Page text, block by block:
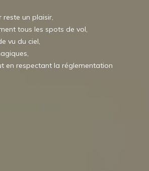
reste un plaisir,
tous les spots de vol,
vu du ciel,
en respectant la réglementation